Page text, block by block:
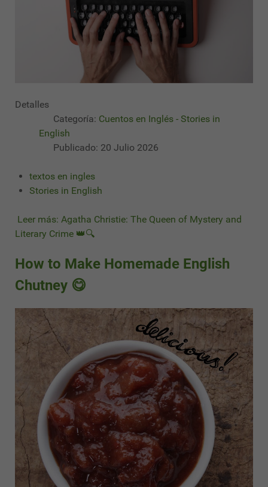
Detalles
Categoría: Cuentos en Inglés - Stories in
English
Publicado: 20 Julio 2026
textos en ingles
Stories in English
Leer más: Agatha Christie: The Queen of Mystery and
Literary Crime 👑🔍
How to Make Homemade English
Chutney 😋